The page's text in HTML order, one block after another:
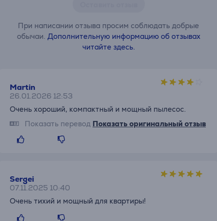
При написании отзыва просим соблюдать добрые
обычаи. Дополнительную информацию об отзывах
читайте здесь.
Martin
26.01.2026 12:53
Очень хороший, компактный и мощный пылесос.
Показать перевод Показать оригинальный отзыв
Sergei
07.11.2025 10:40
Очень тихий и мощный для квартиры!